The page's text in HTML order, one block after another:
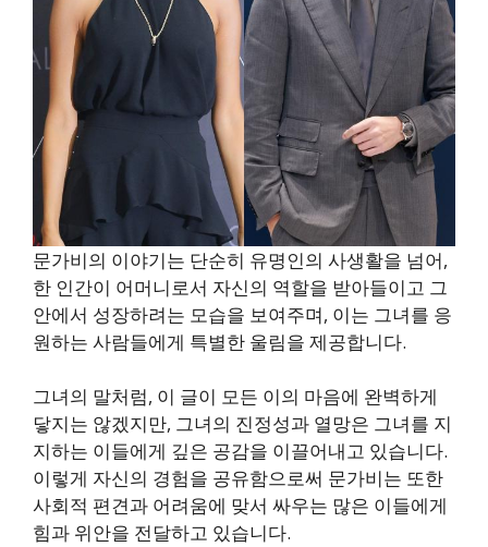
문가비의 이야기는 단순히 유명인의 사생활을 넘어,
한 인간이 어머니로서 자신의 역할을 받아들이고 그
안에서 성장하려는 모습을 보여주며, 이는 그녀를 응
원하는 사람들에게 특별한 울림을 제공합니다.
그녀의 말처럼, 이 글이 모든 이의 마음에 완벽하게
닿지는 않겠지만, 그녀의 진정성과 열망은 그녀를 지
지하는 이들에게 깊은 공감을 이끌어내고 있습니다.
이렇게 자신의 경험을 공유함으로써 문가비는 또한
사회적 편견과 어려움에 맞서 싸우는 많은 이들에게
힘과 위안을 전달하고 있습니다.